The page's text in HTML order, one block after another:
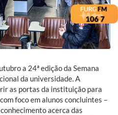
a 24ª edição da Semana
da universidade. A
as portas da instituição para
foco em alunos concluintes –
acerca das